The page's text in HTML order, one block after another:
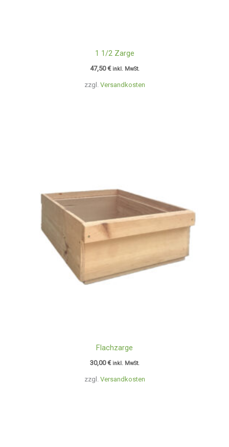
zzgl. Versandkosten
1 1/2 Zarge
47,50€ inkl. MwSt.
zzgl. Versandkosten
Flachzarge
30,00€ inkl. MwSt.